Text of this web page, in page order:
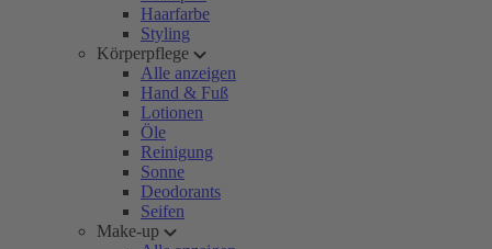
Haarfarbe
Styling
Körperpflege
Alle anzeigen
Hand & Fuß
Lotionen
Öle
Reinigung
Sonne
Deodorants
Seifen
Make-up